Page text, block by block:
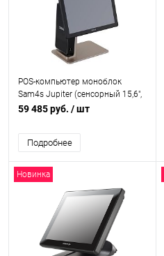
POS-компьютер моноблок
Sam4s Jupiter (сенсорный 15,6",
J1900, 4Gb, SSD, MSR, PCT),
59 485 руб. / шт
Подробнее
Новинка